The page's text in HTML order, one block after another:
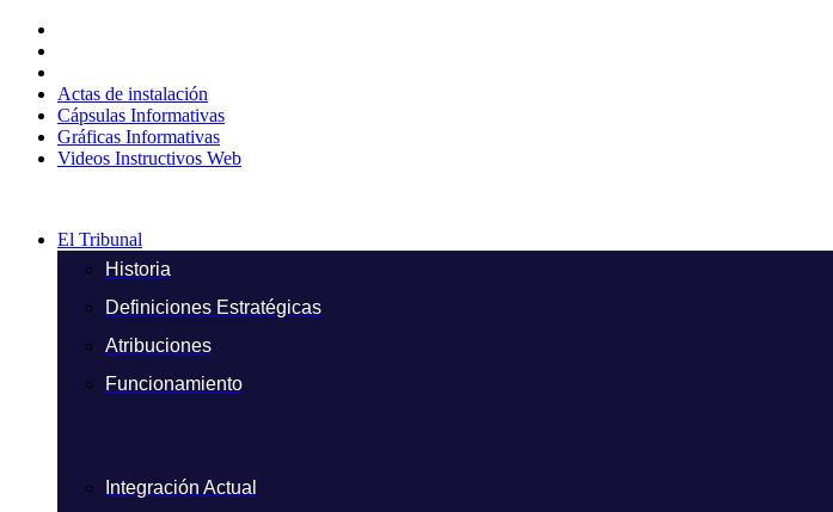
contenido
Actas de instalación
Cápsulas Informativas
Gráficas Informativas
Videos Instructivos Web
El Tribunal
Historia
Definiciones Estratégicas
Atribuciones
Funcionamiento
Integración Actual